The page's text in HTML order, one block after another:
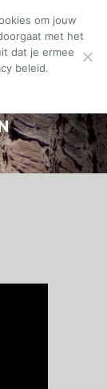
om jouw
met het
dat je ermee
beleid.